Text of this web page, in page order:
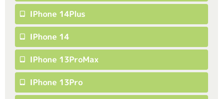
IPhone 14Plus
IPhone 14
IPhone 13ProMax
IPhone 13Pro